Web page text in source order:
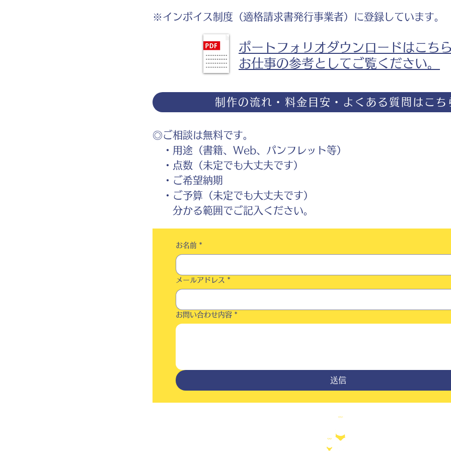
※インボイス制度（適格請求書発行事業者）に登録しています。
ポートフォリオダウンロードはこち
お仕事の参考としてご覧ください。
制作の流れ・料金目安・よくある質問はこち
◎ご相談は無料です。
・用途（書籍、Web、パンフレット等）
・点数（未定でも大丈夫です）
・ご希望納期
・ご予算（未定でも大丈夫です）
分かる範囲でご記入ください。
お名前 *
メールアドレス *
お問い合わせ内容 *
送信